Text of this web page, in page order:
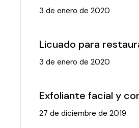
3 de enero de 2020
Licuado para
3 de enero de 2020
Exfoliante facial y
27 de diciembre de 2019